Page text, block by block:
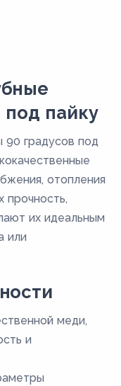
под пайку
градусов под
отопления
прочность,
их идеальным
или
меди,
и